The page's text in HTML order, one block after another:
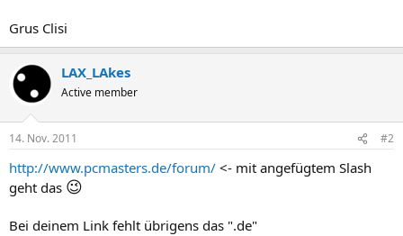
Grus Clisi
LAX_LAkes
Active member
14. Nov. 2011 #2
http://www.pcmasters.de/forum/ <- mit angefügtem Slash
geht das 😉
Bei deinem Link fehlt übrigens das ".de"